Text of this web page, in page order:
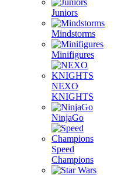
Juniors
Mindstorms
Minifigures
NEXO
KNIGHTS
NinjaGo
Speed
Champions